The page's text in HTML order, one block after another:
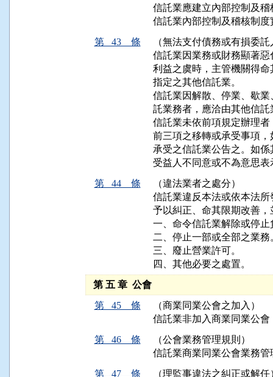
信託業應建立內部控制及
信託業內部控制及稽核制
第 43 條
（無法支付債務或有損委
信託業因業務或財務顯著
利益之虞時，主管機關得
指定之其他信託業。
信託業因解散、停業、歇
託業務者，應洽由其他信
信託業未依前項規定辦理
前三項之移轉或承受事項
承受之信託業公告之。如
受益人不同意或不為意思
第 44 條
（違法業者之處分）
信託業違反本法或依本法
予以糾正、命其限期改善
一、命令信託業解除或停
二、停止一部或全部之業務
三、廢止營業許可。
四、其他必要之處置。
第 五 章 公會
第 45 條
（商業同業公會之加入）
信託業非加入商業同業公會
第 46 條
（公會業務管理規則）
信託業商業同業公會業務
第 47 條
（理監事違法之糾正或解任